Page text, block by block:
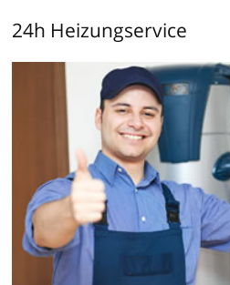
24h Heizungservice